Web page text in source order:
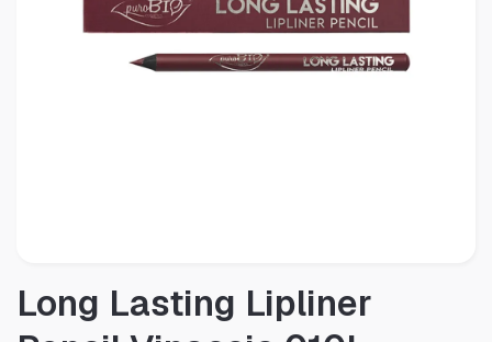
Long Lasting Lipliner